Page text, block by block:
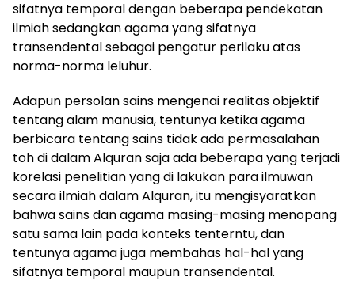
sifatnya temporal dengan beberapa pendekatan
ilmiah sedangkan agama yang sifatnya
transendental sebagai pengatur perilaku atas
norma-norma leluhur.
Adapun persolan sains mengenai realitas objektif
tentang alam manusia, tentunya ketika agama
berbicara tentang sains tidak ada permasalahan
toh di dalam Alquran saja ada beberapa yang terjadi
korelasi penelitian yang di lakukan para ilmuwan
secara ilmiah dalam Alquran, itu mengisyaratkan
bahwa sains dan agama masing-masing menopang
satu sama lain pada konteks tenterntu, dan
tentunya agama juga membahas hal-hal yang
sifatnya temporal maupun transendental.